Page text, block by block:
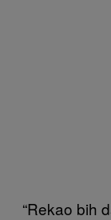
“Rekao bih